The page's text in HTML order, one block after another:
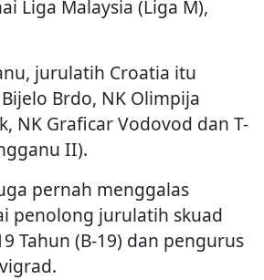
Liga Malaysia (Liga M),
jurulatih Croatia itu
Brdo, NK Olimpija
NK Graficar Vodovod dan T-
II).
pernah menggalas
penolong jurulatih skuad
Tahun (B-19) dan pengurus